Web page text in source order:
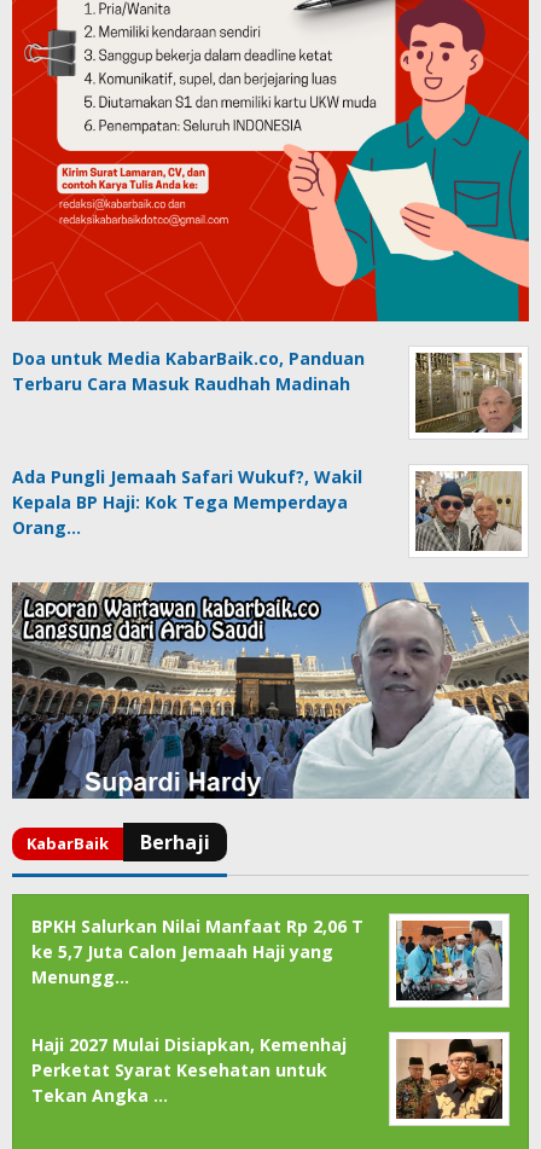
Doa untuk Media KabarBaik.co, Panduan
Terbaru Cara Masuk Raudhah Madinah
Ada Pungli Jemaah Safari Wukuf?, Wakil
Kepala BP Haji: Kok Tega Memperdaya
Orang…
BPKH Salurkan Nilai Manfaat Rp 2,06 T
ke 5,7 Juta Calon Jemaah Haji yang
Menungg…
Haji 2027 Mulai Disiapkan, Kemenhaj
Perketat Syarat Kesehatan untuk
Tekan Angka …